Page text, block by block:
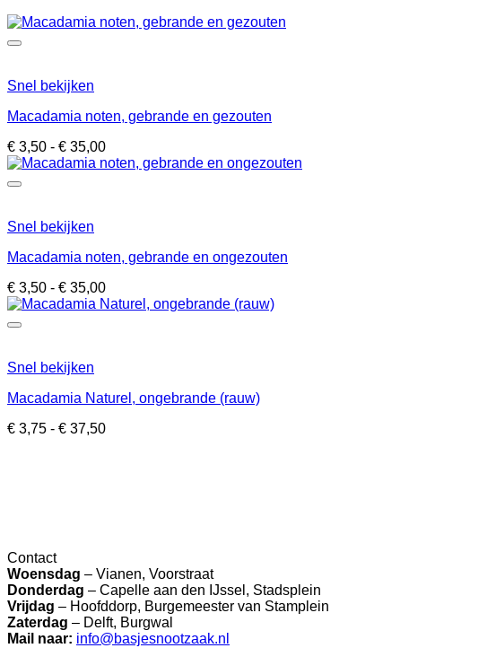
Snel bekijken
Macadamia noten, gebrande en gezouten
€ 3,50 - € 35,00Prijsklasse:
€ 3,50
Snel bekijken
Macadamia noten, gebrande en ongezouten
€ 3,50 - € 35,00Prijsklasse:
€ 3,50
Snel bekijken
Macadamia Naturel, ongebrande (rauw)
€ 3,75 - € 37,50Prijsklasse:
Contact
Woensdag – Vianen, Voorstraat
Donderdag – Capelle aan den IJssel, Stadsplein
Vrijdag – Hoofddorp, Burgemeester van Stamplein
Zaterdag – Delft, Burgwal
Mail naar: info@basjesnootzaak.nl